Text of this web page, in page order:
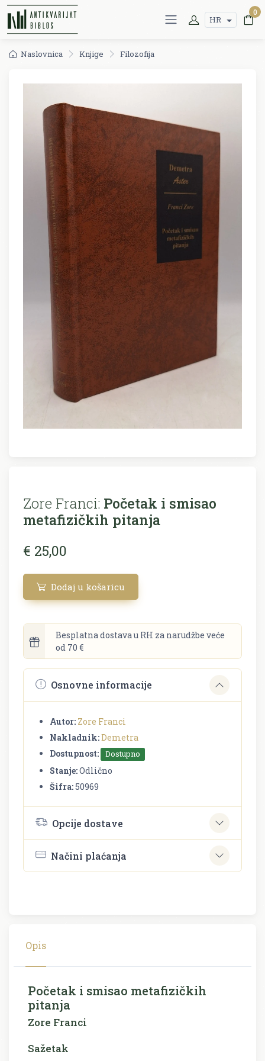
HR
0
Naslovnica Knjige Filozofija
Zore Franci: Početak i smisao
metafizičkih pitanja
€ 25,00
Dodaj u košaricu
Besplatna dostava u RH za narudžbe veće
od 70 €
Osnovne informacije
Autor: Zore Franci
Nakladnik:Demetra
Dostupnost:
Dostupno
Stanje:Odlično
Šifra:50969
Opcije dostave
Načini plaćanja
Opis
Početak i smisao metafizičkih
pitanja
Zore Franci
Sažetak